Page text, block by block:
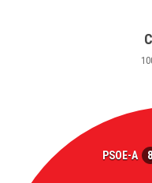
PSOE-A 8